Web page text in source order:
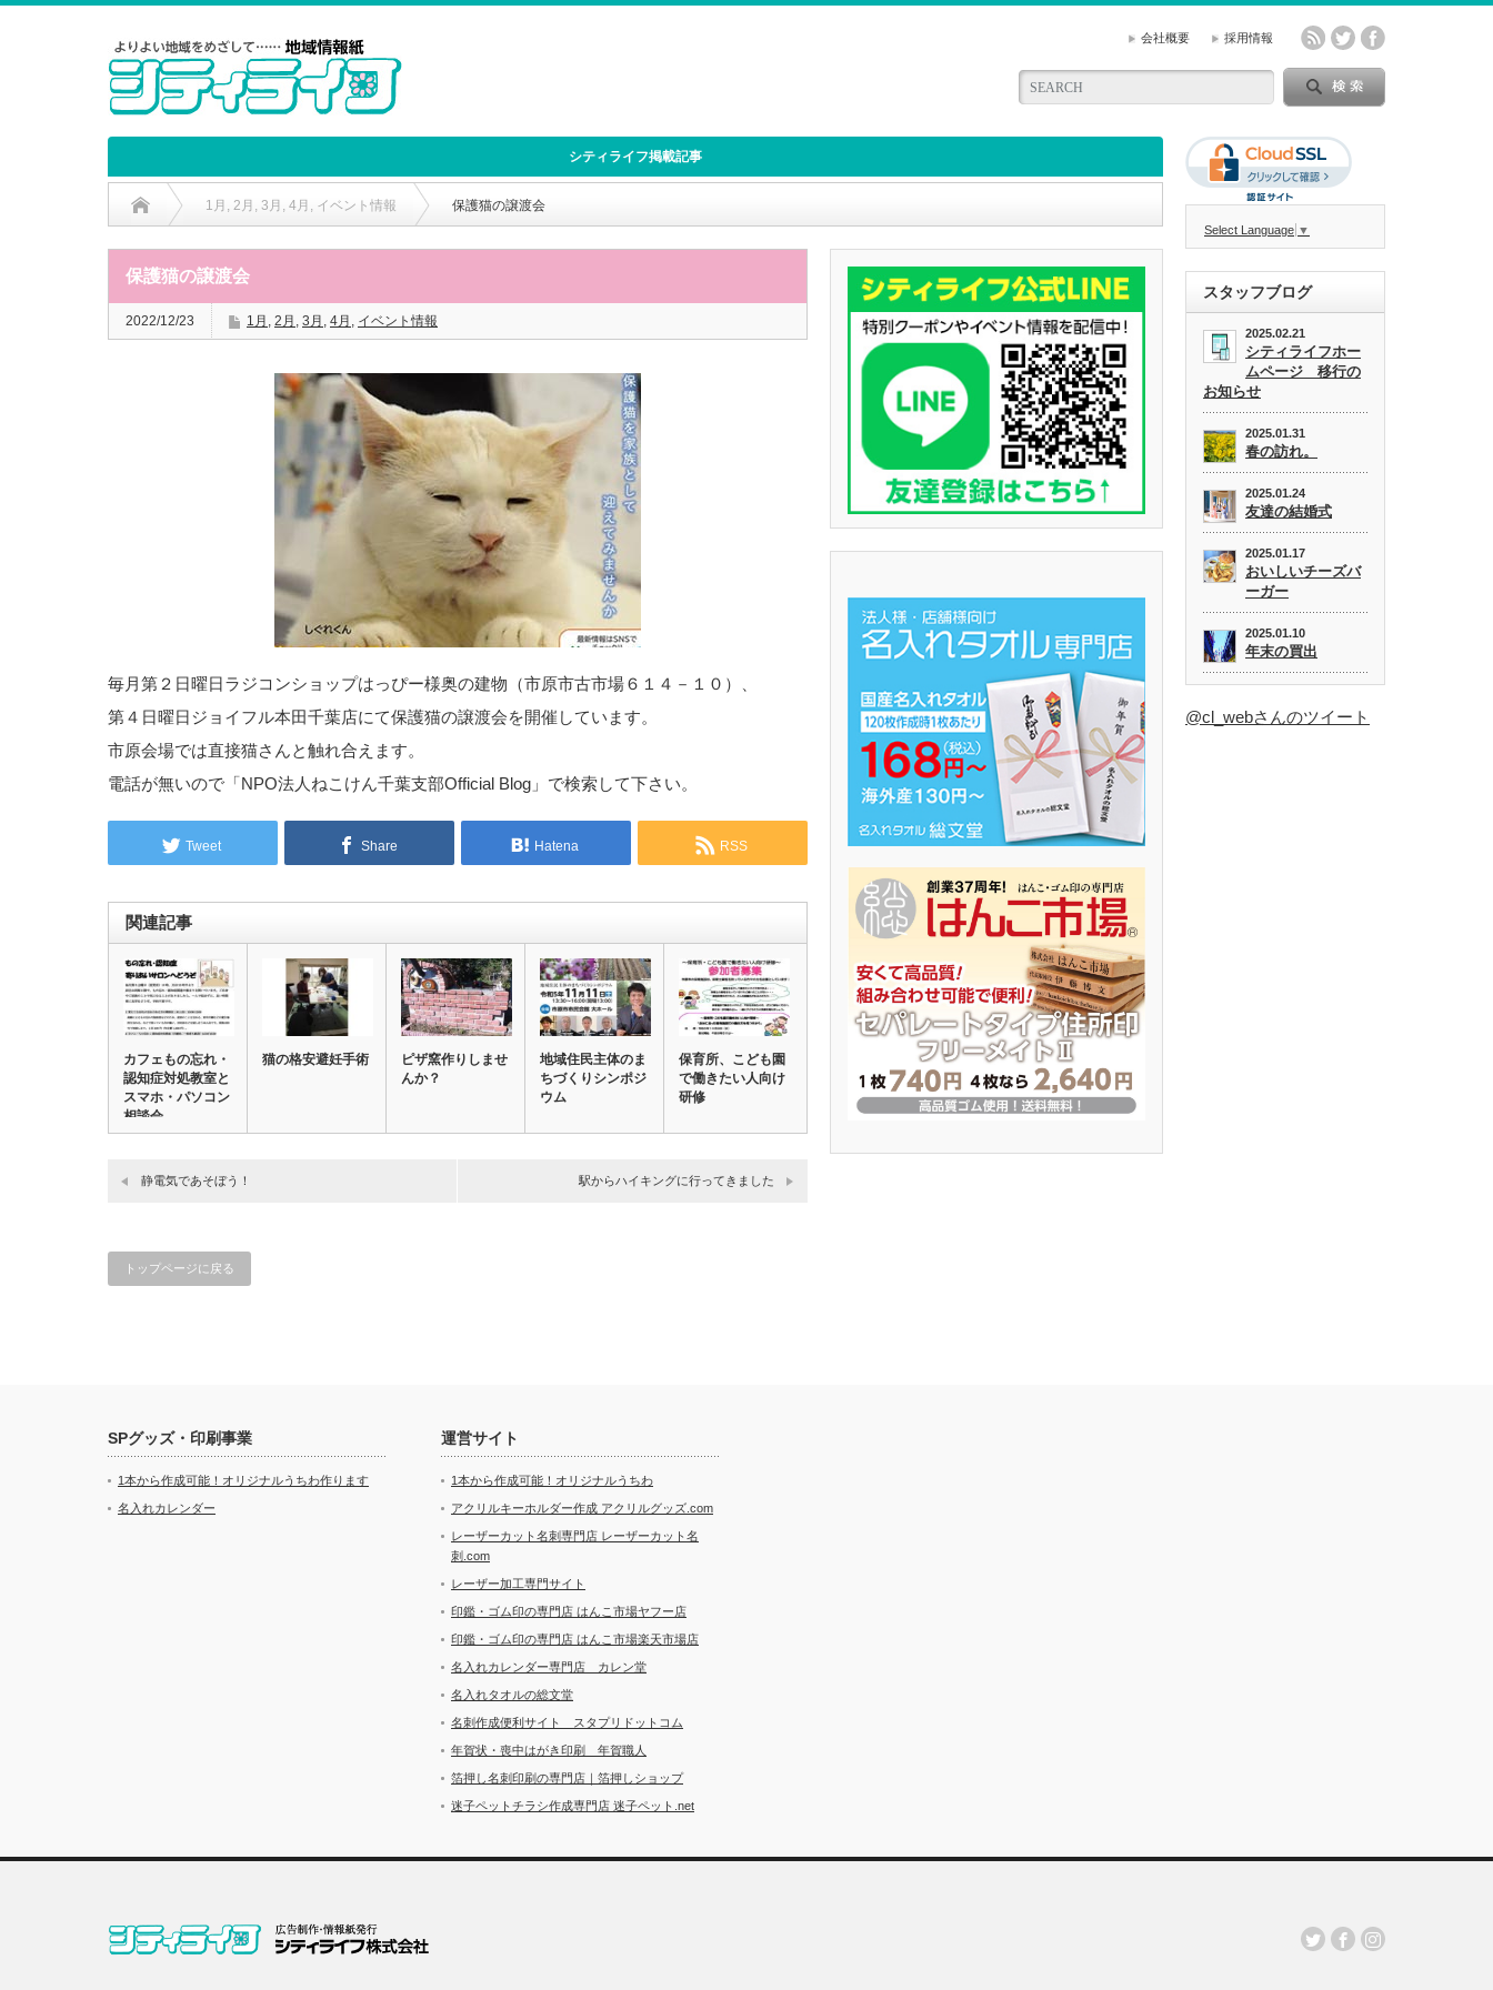
会社概要 採用情報
シティライフ掲載記事
1月 , 2月 , 3月 , 4月 , イベント情報 保護猫の譲渡会
保護猫の譲渡会
2022/12/23 1月 , 2月 , 3月 , 4月 , イベント情報
毎月第２日曜日ラジコンショップはっぴー様奥の建物（市原市古市場６１４－１０）、
第４日曜日ジョイフル本田千葉店にて保護猫の譲渡会を開催しています。
市原会場では直接猫さんと触れ合えます。
電話が無いので「NPO法人ねこけん千葉支部Official Blog」で検索して下さい。
Tweet Share Hatena RSS
関連記事
カフェもの忘れ・
認知症対処教室と
スマホ・パソコン
相談会
猫の格安避妊手術
ピザ窯作りしませ
んか？
地域住民主体のま
ちづくりシンポジ
ウム
保育所、こども園
で働きたい人向け
研修
静電気であそぼう！ 駅からハイキングに行ってきました
トップページに戻る
Select Language ▼
スタッフブログ
2025.02.21
シティライフホー
ムページ 移行の
お知らせ
2025.01.31
春の訪れ。
2025.01.24
友達の結婚式
2025.01.17
おいしいチーズバ
ーガー
2025.01.10
年末の買出
@cl_webさんのツイート
SPグッズ・印刷事業
1本から作成可能！オリジナルうちわ作ります
名入れカレンダー
運営サイト
1本から作成可能！オリジナルうちわ
アクリルキーホルダー作成 アクリルグッズ.com
レーザーカット名刺専門店 レーザーカット名
刺.com
レーザー加工専門サイト
印鑑・ゴム印の専門店 はんこ市場ヤフー店
印鑑・ゴム印の専門店 はんこ市場楽天市場店
名入れカレンダー専門店 カレン堂
名入れタオルの総文堂
名刺作成便利サイト スタプリドットコム
年賀状・喪中はがき印刷 年賀職人
箔押し名刺印刷の専門店｜箔押しショップ
迷子ペットチラシ作成専門店 迷子ペット.net